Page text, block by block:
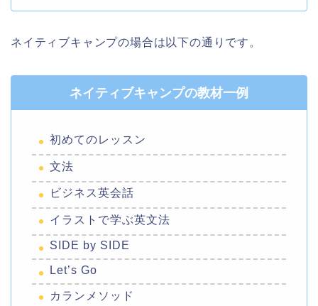
ネイティブキャンプの場合は以下の通りです。
ネイティブキャンプの教材一例
初めてのレッスン
文法
ビジネス英会話
イラストで学ぶ英文法
SIDE by SIDE
Let’s Go
カランメソッド